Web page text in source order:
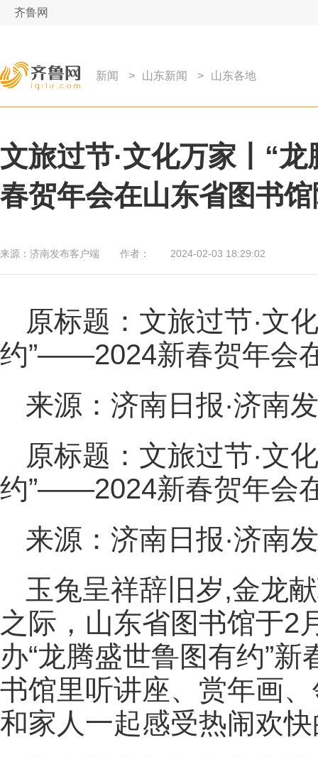
齐鲁网
新闻 > 山东新闻 > 山东各地
文旅过节·文化万家丨“
春贺年会在山东省图书
来源： 济南发布客户端 作者： 2024-02-03 18:29:02
原标题：文旅过节·文
约”——2024新春贺年会
来源：济南日报·济南
原标题：文旅过节·文
约”——2024新春贺年会
来源：济南日报·济南
玉兔呈祥辞旧岁,金龙
之际，山东省图书馆于2
办“龙腾盛世鲁图有约”
书馆里听讲座、赏年画
和家人一起感受热闹欢